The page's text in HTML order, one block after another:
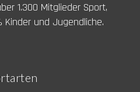
1.300 Mitglieder Sport,
Kinder und Jugendliche.